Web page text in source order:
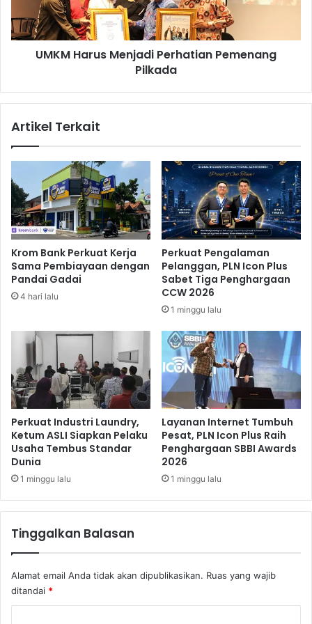
c
e
a
M
a
p
a
i
8
5
K
m
/
a
u
s
d
r
h
a
t
a
n
e
e
n
g
P
i
l
k
a
d
UMKM Harus Menjadi Perhatian Pemenang
Pilkada
Artikel Terkait
Krom Bank Perkuat Kerja
Sama Pembiayaan dengan
Pandai Gadai
4 hari lalu
Perkuat Pengalaman
Pelanggan, PLN Icon Plus
Sabet Tiga Penghargaan
CCW 2026
1 minggu lalu
Perkuat Industri Laundry,
Ketum ASLI Siapkan Pelaku
Usaha Tembus Standar
Dunia
1 minggu lalu
Layanan Internet Tumbuh
Pesat, PLN Icon Plus Raih
Penghargaan SBBI Awards
2026
1 minggu lalu
Tinggalkan Balasan
Alamat email Anda tidak akan dipublikasikan. Ruas yang wajib
ditandai *